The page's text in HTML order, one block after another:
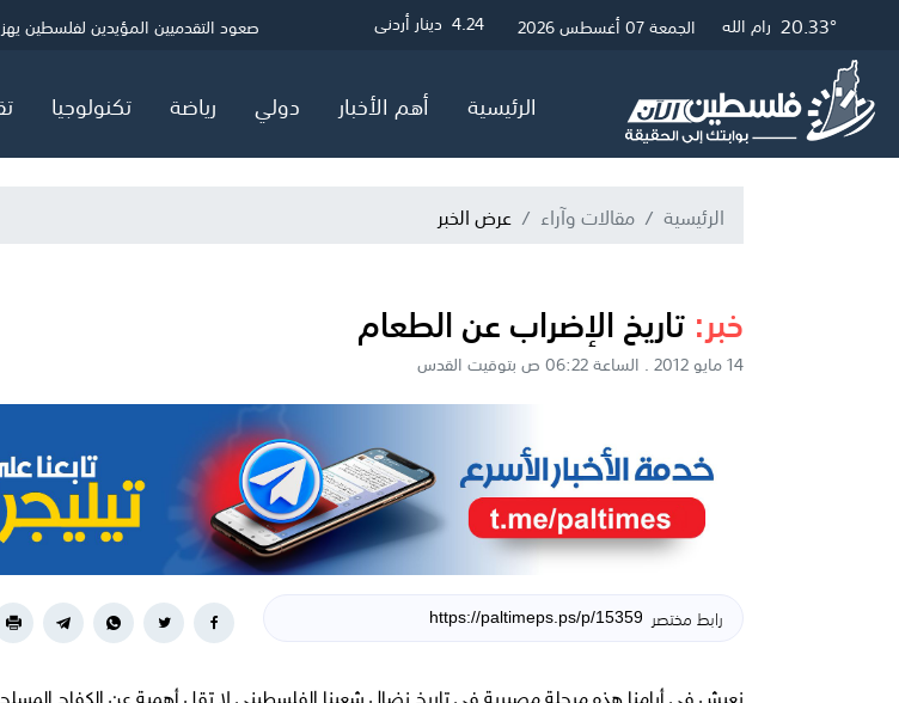
25.42° غزة 20.57° القدس 20.33° رام الله الجمعة 07 أغسطس 2026 3.01 دولار أمريكي 4.05 جنيه إسترليني 4.24 دينار أردني حماس: ننتظر ردًا رسميًا بشأن خارطة
الصحة بغزة: شهيد و5 إصابات خلال 24 ساعة
صعود التقدميين المؤيدين لفلسطين
الرئيسية أهم الأخبار دولي رياضة تكنولوجيا
الرئيسية مقالات وآراء عرض الخبر
خبر:تاريخ الإضراب عن الطعام
14 مايو 2012 . الساعة 06:22 ص بتوقيت القدس
رابط مختصر
نعيش في أيامنا هذه مرحلة مصيرية في تاريخ نضال شعبنا الفلسطيني لا تقل أهمية عن الكفاح